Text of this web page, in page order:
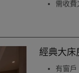
需收費
經典大床
有窗戶